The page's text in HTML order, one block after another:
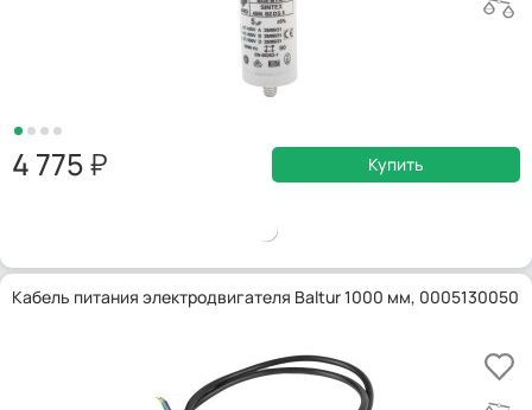
4 775 Купить
Кабель питания электродвигателя Baltur 1000 мм, 0005130050